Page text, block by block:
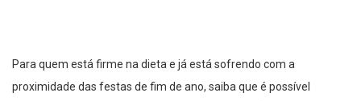
Para quem está firme na dieta e já está sofrendo com a
proximidade das festas de fim de ano, saiba que é possível